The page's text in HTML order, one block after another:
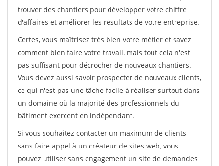
trouver des chantiers pour développer votre chiffre
d'affaires et améliorer les résultats de votre entreprise.
Certes, vous maîtrisez très bien votre métier et savez
comment bien faire votre travail, mais tout cela n'est
pas suffisant pour décrocher de nouveaux chantiers.
Vous devez aussi savoir prospecter de nouveaux clients,
ce qui n'est pas une tâche facile à réaliser surtout dans
un domaine où la majorité des professionnels du
bâtiment exercent en indépendant.
Si vous souhaitez contacter un maximum de clients
sans faire appel à un créateur de sites web, vous
pouvez utiliser sans engagement un site de demandes